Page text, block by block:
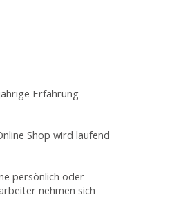
Erfahrung
Shop wird laufend
persönlich oder
nehmen sich